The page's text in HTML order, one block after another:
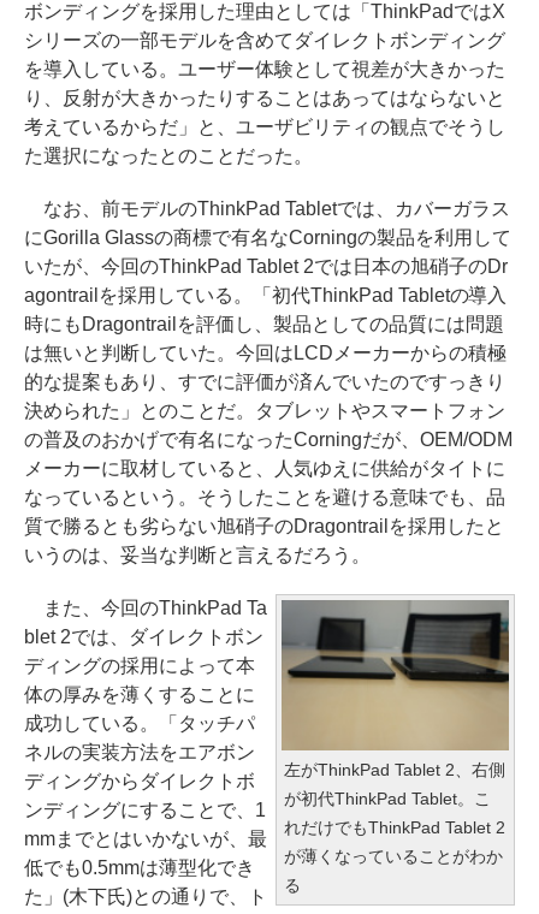
ボンディングを採用した理由としては「ThinkPadではX
シリーズの一部モデルを含めてダイレクトボンディング
を導入している。ユーザー体験として視差が大きかった
り、反射が大きかったりすることはあってはならないと
考えているからだ」と、ユーザビリティの観点でそうし
た選択になったとのことだった。
なお、前モデルのThinkPad Tabletでは、カバーガラス
にGorilla Glassの商標で有名なCorningの製品を利用して
いたが、今回のThinkPad Tablet 2では日本の旭硝子のDr
agontrailを採用している。「初代ThinkPad Tabletの導入
時にもDragontrailを評価し、製品としての品質には問題
は無いと判断していた。今回はLCDメーカーからの積極
的な提案もあり、すでに評価が済んでいたのですっきり
決められた」とのことだ。タブレットやスマートフォン
の普及のおかげで有名になったCorningだが、OEM/ODM
メーカーに取材していると、人気ゆえに供給がタイトに
なっているという。そうしたことを避ける意味でも、品
質で勝るとも劣らない旭硝子のDragontrailを採用したと
いうのは、妥当な判断と言えるだろう。
左がThinkPad Tablet 2、右側
が初代ThinkPad Tablet。こ
れだけでもThinkPad Tablet 2
が薄くなっていることがわか
る
また、今回のThinkPad Ta
blet 2では、ダイレクトボン
ディングの採用によって本
体の厚みを薄くすることに
成功している。「タッチパ
ネルの実装方法をエアボン
ディングからダイレクトボ
ンディングにすることで、1
mmまでとはいかないが、最
低でも0.5mmは薄型化でき
た」(木下氏)との通りで、ト